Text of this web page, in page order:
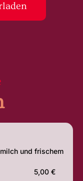
und frischem
5,00 €